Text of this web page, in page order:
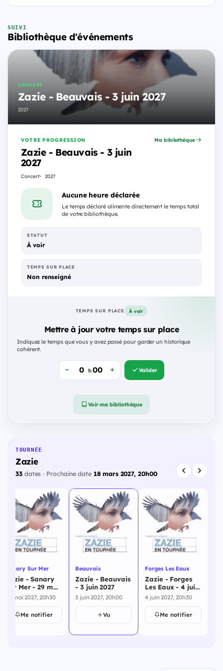
SUIVI
Bibliothèque d'événements
CONCERT
Zazie - Beauvais - 3 juin 2027
2027
VOTRE PROGRESSION
Zazie - Beauvais - 3 juin
2027
Concert 2027
Ma bibliothèque
Aucune heure déclarée
Le temps déclaré alimente directement le temps total
de votre bibliothèque.
STATUT
À voir
TEMPS SUR PLACE
Non renseigné
TEMPS SUR PLACE À voir
Mettre à jour votre temps sur place
Indiquez le temps que vous y avez passé pour garder un historique
cohérent.
h Valider
Voir ma bibliothèque
TOURNÉE
Zazie
33dates · Prochaine date 18 mars 2027, 20h00
Sanary Sur Mer
Zazie - Sanary
Sur Mer - 29 mai
2027
29 mai 2027, 20h30
Me notifier
Beauvais
Zazie - Beauvais
- 3 juin 2027
3 juin 2027, 20h00
Vu
Forges Les Eaux
Zazie - Forges
Les Eaux - 4 juin
2027
4 juin 2027, 20h30
Me notifier